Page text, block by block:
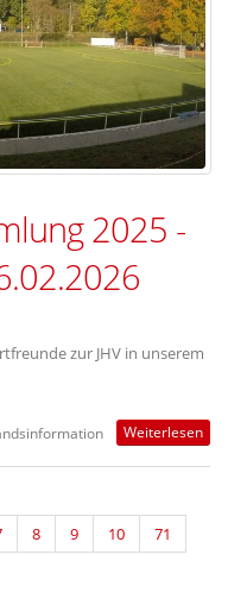
2025 -
zur JHV in unserem
Weiterlesen
8 9 10
71